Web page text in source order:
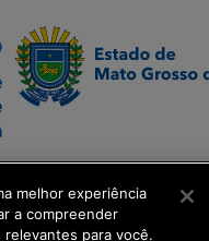
melhor experiência
a compreender
para você.